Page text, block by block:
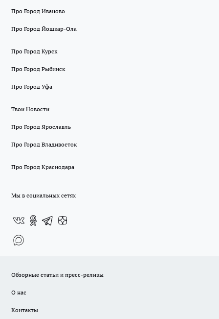
Про Город Иваново
Про Город Йошкар-Ола
Про Город Курск
Про Город Рыбинск
Про Город Уфа
Твои Новости
Про Город Ярославль
Про Город Владивосток
Про Город Краснодара
Мы в социальных сетях
Обзорные статьи и пресс-релизы
О нас
Контакты